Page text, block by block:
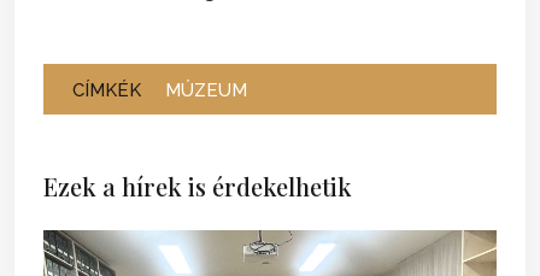
CÍMKÉK MÚZEUM
Ezek a hírek is érdekelhetik